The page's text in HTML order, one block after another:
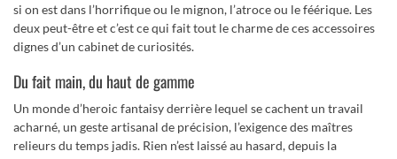
si on est dans l’horrifique ou le mignon, l’atroce ou le féérique. Les
deux peut-être et c’est ce qui fait tout le charme de ces accessoires
dignes d’un cabinet de curiosités.
Du fait main, du haut de gamme
Un monde d’heroic fantaisy derrière lequel se cachent un travail
acharné, un geste artisanal de précision, l’exigence des maîtres
relieurs du temps jadis. Rien n’est laissé au hasard, depuis la